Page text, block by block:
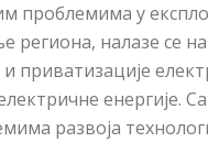
проблемима у
региона, налазе се
и приватизације
енергије.
развоја